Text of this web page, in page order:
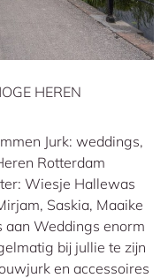
HEREN
Jurk: weddings,
Rotterdam
Wiesje Hallewas
Saskia, Maaike
aan Weddings enorm
bij jullie te zijn
en accessoires